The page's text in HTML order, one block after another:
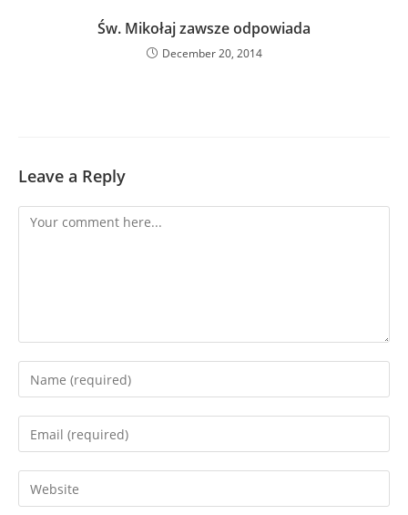
Św. Mikołaj zawsze odpowiada
December 20, 2014
Leave a Reply
Comment
Enter
your
name
comment
Enter
your
email
address
Enter
your